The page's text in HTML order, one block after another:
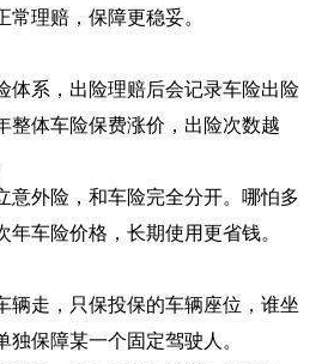
理赔，保障更稳妥。
体系，出险理赔后会记录车险出险
整体车险保费涨价，出险次数越
意外险，和车险完全分开。哪怕多
年车险价格，长期使用更省钱。
辆走，只保投保的车辆座位，谁坐
保障某一个固定驾驶人。